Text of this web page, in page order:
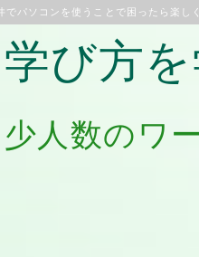
でパソコンを使うことで困ったら楽し
学び方
少人数のワ